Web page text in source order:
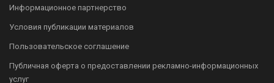
Информационное партнерство
Условия публикации материалов
Пользовательское соглашение
Публичная оферта о предоставлении рекламно-информационных
услуг